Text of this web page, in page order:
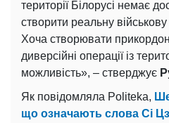
території Білорусі немає
створити реальну
Хоча створювати
диверсійні операції із
можливість», – стверджує
Як повідомляла Politeka,
що означають слова Сі